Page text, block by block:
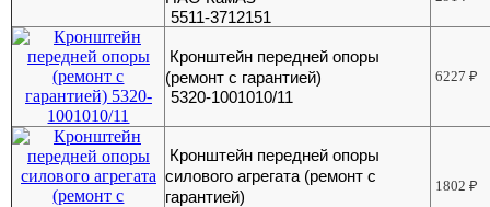
5511-3712151
Кронштейн передней опоры
(ремонт с гарантией)
5320-1001010/11
6227₽
Кронштейн передней опоры
силового агрегата (ремонт с
гарантией)
1802₽